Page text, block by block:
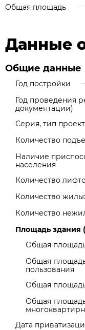
Общая площадь
Данные
Общие данные
Год постройки
Год проведения
документации)
Серия, тип
Количество
Наличие
населения
Количество
Количество
Количество
Площадь здания
Общая
Общая
пользования
Общая
Общая
Дата